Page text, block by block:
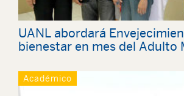
UANL abordará
Académico